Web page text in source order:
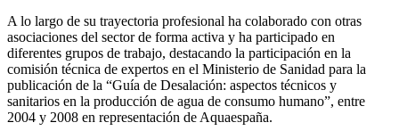
A lo largo de su trayectoria profesional ha colaborado con otras
asociaciones del sector de forma activa y ha participado en
diferentes grupos de trabajo, destacando la participación en la
comisión técnica de expertos en el Ministerio de Sanidad para la
publicación de la “Guía de Desalación: aspectos técnicos y
sanitarios en la producción de agua de consumo humano”, entre
2004 y 2008 en representación de Aquaespaña.